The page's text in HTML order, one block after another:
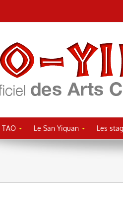
Le San Yiquan Les